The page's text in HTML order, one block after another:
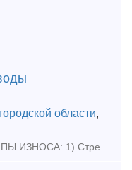
области,
Стрелочные переводы 1- ОЙ ГРУППЫ ИЗНОСА: 1) Стрелочные перевод Р50 1/9 и 1/11 проект 2498; 2) Стрелочный перевод Р65 1/6 проект 2307.00000-14 3) Стрелочный перевод Р65 1/9 и 1/11 проект 2434; 4) С